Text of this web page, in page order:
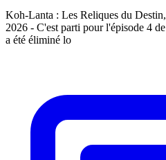
Koh-Lanta : Les Reliques du
2026 - C'est parti pour l'épisode 4
a été éliminé lo